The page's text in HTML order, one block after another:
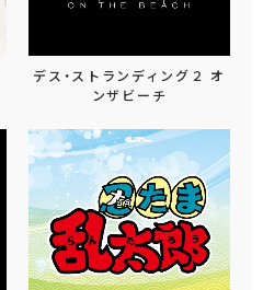
デス・ストランディング２ オ
ンザビーチ